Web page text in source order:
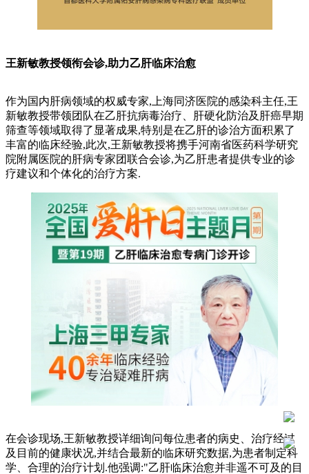
王新敏教授领衔会诊,助力乙肝临床治愈
作为国内肝病领域的权威专家,上海同济医院的感染科主任,王
新敏教授带领团队在乙肝抗病毒治疗、肝硬化防治及肝癌早期
筛查等领域取得了显著成果,特别是在乙肝的诊治方面积累了
丰富的临床经验,此次,王新敏教授将携手河南省医药科学研究
院附属医院的肝病专家团联合会诊,为乙肝患者提供专业的诊
疗建议和个体化的治疗方案.
在会诊现场,王新敏教授详细询问每位患者的病史、治疗经过
及目前的健康状况,并结合最新的临床研究数据,为患者制定科
学、合理的治疗计划.他强调:"乙肝临床治愈并非遥不可及的目